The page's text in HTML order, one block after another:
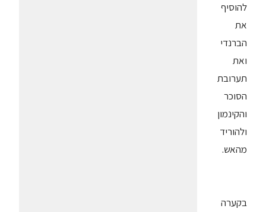
להוסיף
את
הברנדי
ואת
תערובת
הסוכר
והקינמון
ולהוריד
מהאש.
בקערה